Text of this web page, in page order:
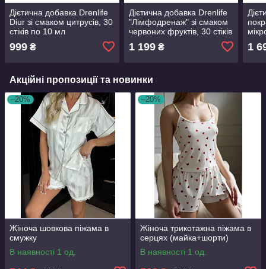
Дієтична добавка Drenlife
Diur зі смаком цитрусів, 30
стіків по 10 мл
999 ₴
Дієтична добавка Drenlife
"Лімфодренаж" зі смаком
червоних фруктів, 30 стіків
1 199₴
10
1
Акційні пропозиції та новинки
–20%
Жіноча шовкова піжама в
смужку
В наявності 1 од.
–20%
Жіноча трикотажна піжама в
серцях (майка+шорти)
В наявності 1 од.